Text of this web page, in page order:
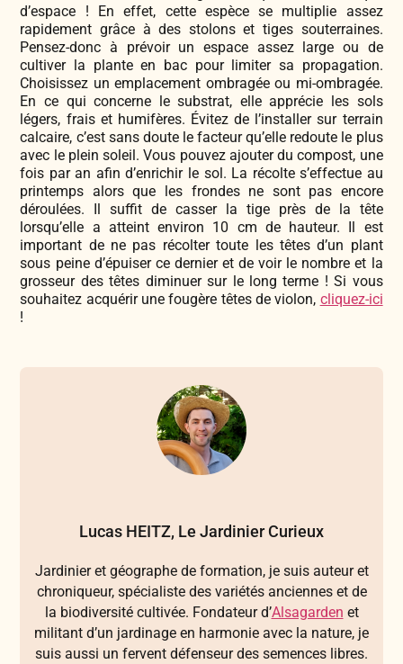
d’espace ! En effet, cette espèce se multiplie assez
rapidement grâce à des stolons et tiges souterraines.
Pensez-donc à prévoir un espace assez large ou de
cultiver la plante en bac pour limiter sa propagation.
Choisissez un emplacement ombragée ou mi-ombragée.
En ce qui concerne le substrat, elle apprécie les sols
légers, frais et humifères. Évitez de l’installer sur terrain
calcaire, c’est sans doute le facteur qu’elle redoute le plus
avec le plein soleil. Vous pouvez ajouter du compost, une
fois par an afin d’enrichir le sol. La récolte s’effectue au
printemps alors que les frondes ne sont pas encore
déroulées. Il suffit de casser la tige près de la tête
lorsqu’elle a atteint environ 10 cm de hauteur. Il est
important de ne pas récolter toute les têtes d’un plant
sous peine d’épuiser ce dernier et de voir le nombre et la
grosseur des têtes diminuer sur le long terme ! Si vous
souhaitez acquérir une fougère têtes de violon, cliquez-ici
!
Lucas HEITZ, Le Jardinier Curieux
Jardinier et géographe de formation, je suis auteur et
chroniqueur, spécialiste des variétés anciennes et de
la biodiversité cultivée. Fondateur d’Alsagarden et
militant d’un jardinage en harmonie avec la nature, je
suis aussi un fervent défenseur des semences libres.